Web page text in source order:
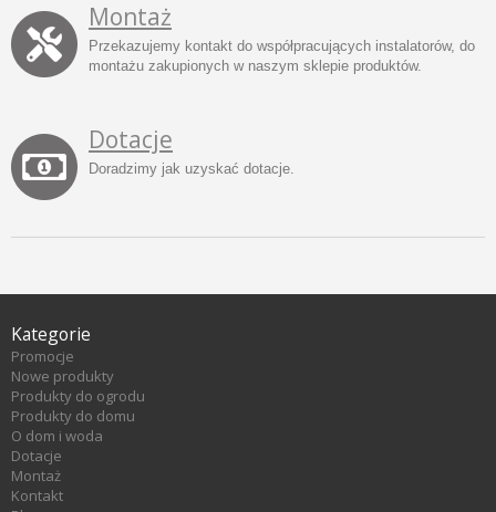
Montaż
Przekazujemy kontakt do współpracujących instalatorów, do
montażu zakupionych w naszym sklepie produktów.
Dotacje
Doradzimy jak uzyskać dotacje.
Kategorie
Promocje
Nowe produkty
Produkty do ogrodu
Produkty do domu
O dom i woda
Dotacje
Montaż
Kontakt